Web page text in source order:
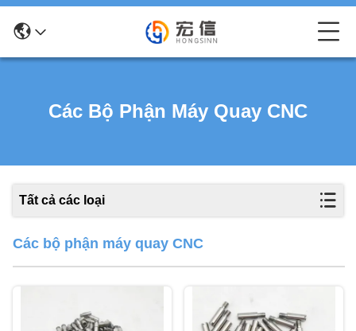
Các Bộ Phận Máy Quay CNC
Tất cả các loại
Các bộ phận máy quay CNC